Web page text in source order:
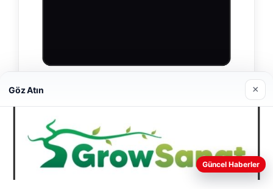
Prenses Night Club
29/04/2026
Web sitemizi nasıl kullandığınızı daha iyi anlayabilmek,
deneyiminizi kişiselleştirmek ve geliştirmek amacıyla çerezler
Göz Atın ×
Güncel Haberler